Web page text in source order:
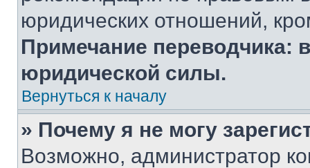
юридических отношений,
Примечание переводчика:
юридической силы.
Вернуться к началу
» Почему я не могу
Возможно, администратор